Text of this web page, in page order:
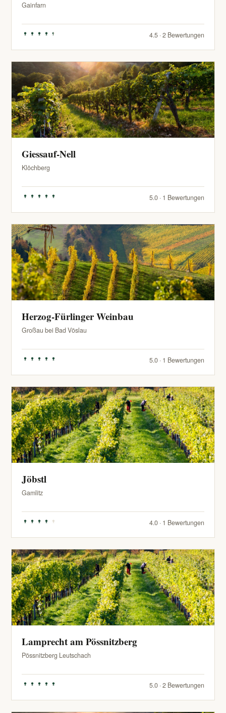
Gainfarn
4.5 · 2 Bewertungen
Giessauf-Nell
Klöchberg
5.0 · 1 Bewertungen
Herzog-Fürlinger Weinbau
Großau bei Bad Vöslau
5.0 · 1 Bewertungen
Jöbstl
Gamlitz
4.0 · 1 Bewertungen
Lamprecht am Pössnitzberg
Pössnitzberg Leutschach
5.0 · 2 Bewertungen